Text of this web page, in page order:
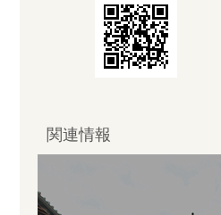
関連情報